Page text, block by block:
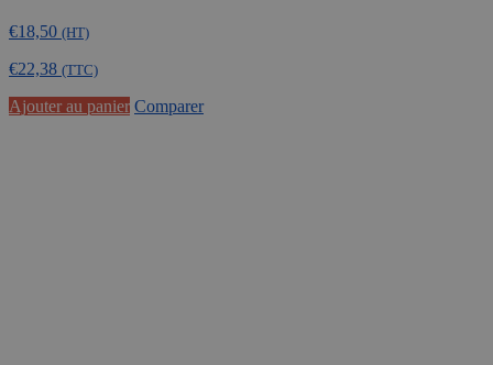
€18,50 (HT)
€22,38 (TTC)
Ajouter au panier Comparer